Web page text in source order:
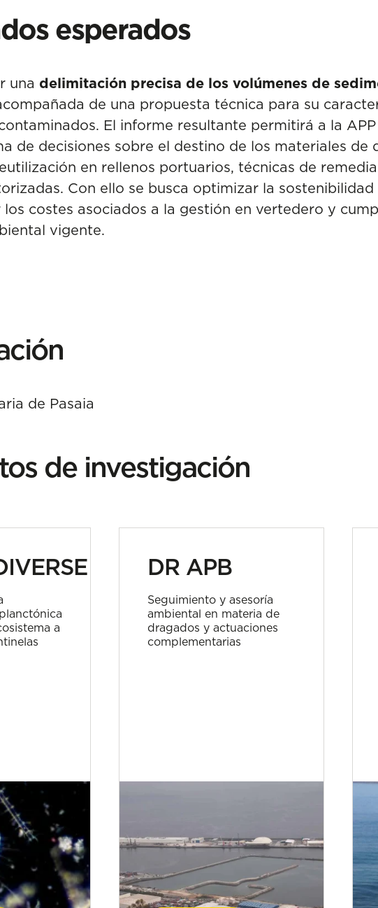
esperados
una delimitación precisa de los volúmenes de
de una propuesta técnica para su
El informe resultante permitirá a la
de decisiones sobre el destino de los materiales de
en rellenos portuarios, técnicas de
Con ello se busca optimizar la
costes asociados a la gestión en vertedero y
vigente.
de Pasaia
de investigación
a
DR APB
Seguimiento y asesoría
ambiental en materia de
dragados y actuaciones
complementarias